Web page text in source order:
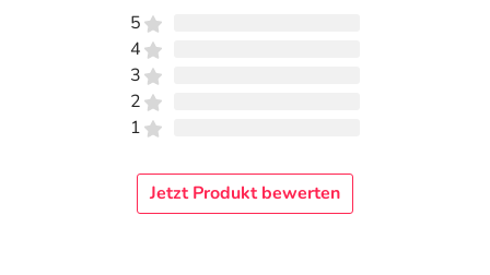
5
4
3
2
1
Jetzt Produkt bewerten